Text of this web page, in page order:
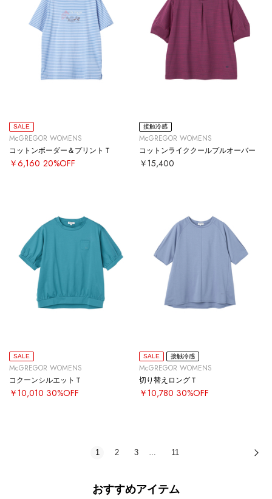
SALE
McGREGOR WOMENS
コットンボーダー＆プリントＴ
￥6,160 20%OFF
接触冷感
McGREGOR WOMENS
コットンライククールプルオーバー
￥15,400
SALE
McGREGOR WOMENS
コクーンシルエットＴ
￥10,010 30%OFF
SALE 接触冷感
McGREGOR WOMENS
切り替えロングＴ
￥10,780 30%OFF
1 2 3 … 11
おすすめアイテム